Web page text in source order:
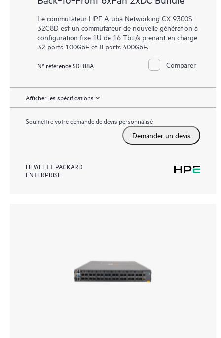
Le commutateur HPE Aruba Networking CX 9300S-
32C8D est un commutateur de nouvelle génération à
configuration fixe 1U de 16 Tbit/s prenant en charge
32 ports 100GbE et 8 ports 400GbE.
N° référence S0F88A Comparer
Afficher les spécifications
Soumettre votre demande de devis personnalisé
Demander un devis
HEWLETT PACKARD
ENTERPRISE